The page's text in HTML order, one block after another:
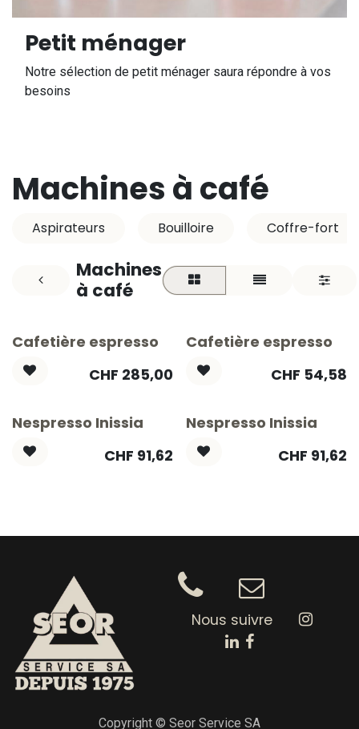
Petit ménager
Notre sélection de petit ménager saura répondre à vos
besoins
Machines à café
Aspirateurs Bouilloire Coffre-fort
Machines
à café
Cafetière espresso
CHF 285,00
Cafetière espresso
CHF 54,58
Nespresso Inissia
CHF 91,62
Nespresso Inissia
CHF 91,62
Nous suivre
Copyright © Seor Service SA